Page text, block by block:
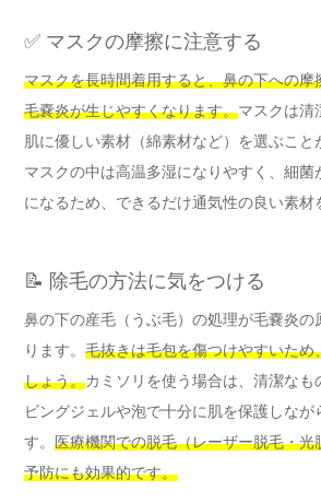
✅ マスクの摩擦に注意する
マスクを長時間着用すると、鼻の下への摩
毛嚢炎が生じやすくなります。マスクは清
肌に優しい素材（綿素材など）を選ぶこと
マスクの中は高温多湿になりやすく、細菌
になるため、できるだけ通気性の良い素材
📝 除毛の方法に気をつける
鼻の下の産毛（うぶ毛）の処理が毛嚢炎の
ります。 毛抜きは毛包を傷つけやすいため
しょう。カミソリを使う場合は、清潔なも
ビングジェルや泡で十分に肌を保護しなが
す。 医療機関での脱毛（レーザー脱毛・光
予防にも効果的です。